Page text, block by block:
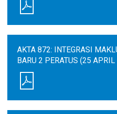
AKTA 872: INTEGRASI
BARU 2 PERATUS (25